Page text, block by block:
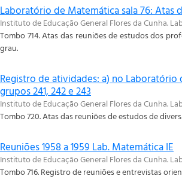
Laboratório de Matemática sala 76: Atas
Instituto de Educação General Flores da Cunha.
Tombo 714. Atas das reuniões de estudos dos
grau.
Registro de atividades: a) no
grupos 241, 242 e 243
Instituto de Educação General Flores da Cunha.
Tombo 720. Atas das reuniões de estudos de
Reuniões 1958 a 1959 Lab. Matemática IE
Instituto de Educação General Flores da Cunha.
Tombo 716. Registro de reuniões e entrevistas